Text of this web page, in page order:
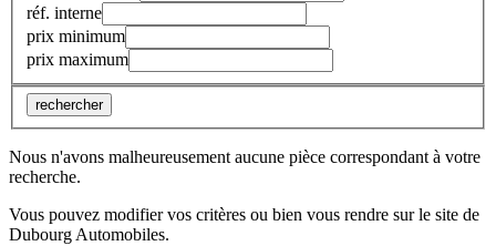
réf. interne
prix minimum
prix maximum
rechercher
Nous n'avons malheureusement aucune pièce correspondant à votre
recherche.
Vous pouvez modifier vos critères ou bien vous rendre sur le site de
Dubourg Automobiles.